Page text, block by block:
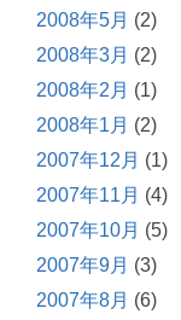
2008年5月 (2)
2008年3月 (2)
2008年2月 (1)
2008年1月 (2)
2007年12月 (1)
2007年11月 (4)
2007年10月 (5)
2007年9月 (3)
2007年8月 (6)